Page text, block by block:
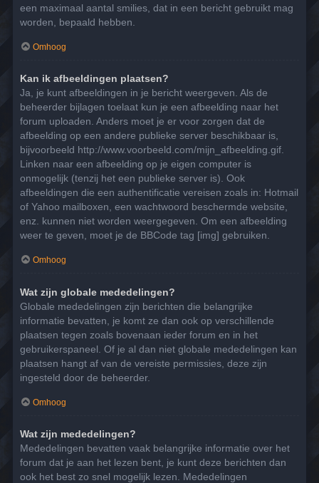
een maximaal aantal smilies, dat in een bericht gebruikt mag
worden, bepaald hebben.
Omhoog
Kan ik afbeeldingen plaatsen?
Ja, je kunt afbeeldingen in je bericht weergeven. Als de
beheerder bijlagen toelaat kun je een afbeelding naar het
forum uploaden. Anders moet je er voor zorgen dat de
afbeelding op een andere publieke server beschikbaar is,
bijvoorbeeld http://www.voorbeeld.com/mijn_afbeelding.gif.
Linken naar een afbeelding op je eigen computer is
onmogelijk (tenzij het een publieke server is). Ook
afbeeldingen die een authentificatie vereisen zoals in: Hotmail
of Yahoo mailboxen, een wachtwoord beschermde website,
enz. kunnen niet worden weergegeven. Om een afbeelding
weer te geven, moet je de BBCode tag [img] gebruiken.
Omhoog
Wat zijn globale mededelingen?
Globale mededelingen zijn berichten die belangrijke
informatie bevatten, je komt ze dan ook op verschillende
plaatsen tegen zoals bovenaan ieder forum en in het
gebruikerspaneel. Of je al dan niet globale mededelingen kan
plaatsen hangt af van de vereiste permissies, deze zijn
ingesteld door de beheerder.
Omhoog
Wat zijn mededelingen?
Mededelingen bevatten vaak belangrijke informatie over het
forum dat je aan het lezen bent, je kunt deze berichten dan
ook het best zo snel mogelijk lezen. Mededelingen